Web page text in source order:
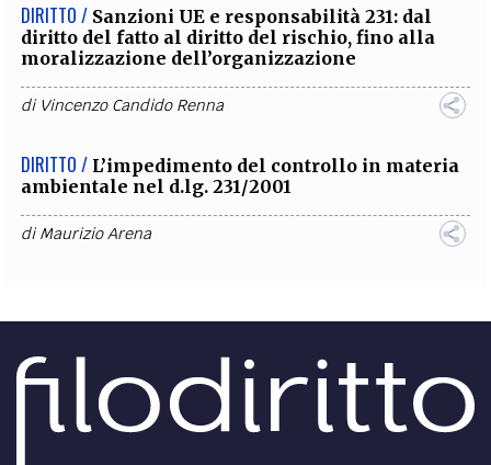
DIRITTO / Sanzioni UE e responsabilità 231: dal
diritto del fatto al diritto del rischio, fino alla
moralizzazione dell’organizzazione
di Vincenzo Candido Renna
DIRITTO / L’impedimento del controllo in materia
ambientale nel d.lg. 231/2001
diMaurizio Arena